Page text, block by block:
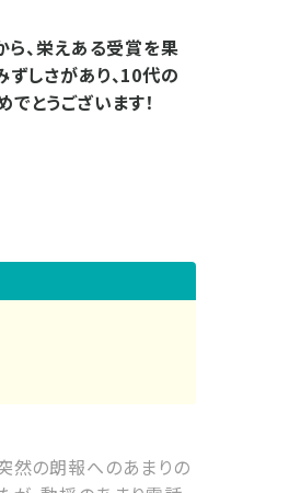
ら、栄えある受賞を果
しさがあり、10代の
とうございます！
然の朗報へのあまりの